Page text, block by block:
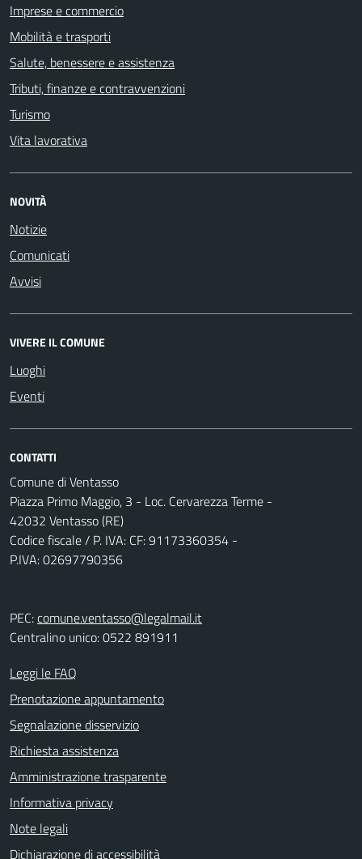
Imprese e commercio
Mobilità e trasporti
Salute, benessere e assistenza
Tributi, finanze e contravvenzioni
Turismo
Vita lavorativa
NOVITÀ
Notizie
Comunicati
Avvisi
VIVERE IL COMUNE
Luoghi
Eventi
CONTATTI
Comune di Ventasso
Piazza Primo Maggio, 3 - Loc. Cervarezza Terme -
42032 Ventasso (RE)
Codice fiscale / P. IVA: CF: 91173360354 -
P.IVA: 02697790356
PEC:comune.ventasso@legalmail.it
Centralino unico: 0522 891911
Leggi le FAQ
Prenotazione appuntamento
Segnalazione disservizio
Richiesta assistenza
Amministrazione trasparente
Informativa privacy
Note legali
Dichiarazione di accessibilità